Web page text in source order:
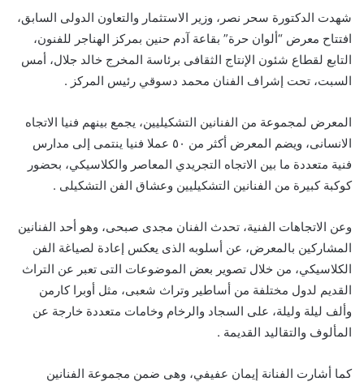
شهدت الدكتورة سحر نصر، وزير الاستثمار والتعاون الدولى السابق،
افتتاح معرض “ألوان حرة” بقاعة آدم حنين بمركز الهناجر للفنون،
التابع لقطاع شئون الإنتاج الثقافى برئاسة المخرج خالد جلال، أمس
السبت، تحت إشراف الفنان محمد دسوقي رئيس المركز .
المعرض لمجموعة من الفنانين التشكيليين، يجمع بينهم فنيا الاتجاه
الانسانى، ويضم المعرض أكثر من ٥٠ عملا فنيا ينتمى إلى مدارس
فنية متعددة ما بين الاتجاه التجريدي المعاصر والكلاسيكي، بحضور
كوكبة كبيرة من الفنانين التشكيليين وعشاق الفن التشكيلى .
وعن الاتجاهات الفنية، تحدث الفنان مجدى صبحى، وهو أحد الفنانين
المشاركين بالمعرض، عن أسلوبه الذى يعكس إعادة لصياغة الفن
الكلاسيكي، من خلال تصوير بعض الموضوعات التى تعبر عن التراث
القديم لدول مختلفة من أساطير وتراث شعبى، مثل أوبرا كارمن
وألف ليلة وليلة، على السجاد والرخام وخامات متعددة خارجة عن
المألوف والتقاليد القديمة .
كما أشارت الفنانة إيمان عفيفي، وهى ضمن مجموعة الفنانين